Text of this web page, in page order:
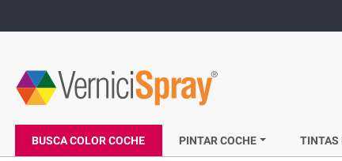
BUSCA COLOR COCHE PINTAR COCHE TINTAS